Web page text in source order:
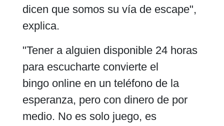
dicen que somos su vía de escape",
explica.
"Tener a alguien disponible 24 horas
para escucharte convierte el
bingo online en un teléfono de la
esperanza, pero con dinero de por
medio. No es solo juego, es